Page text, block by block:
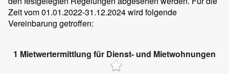
Zeit vom 01.01.2022-31.12.2024 wird folgende
Vereinbarung getroffen:
1 Mietwertermittlung für Dienst- und Mietwohnungen